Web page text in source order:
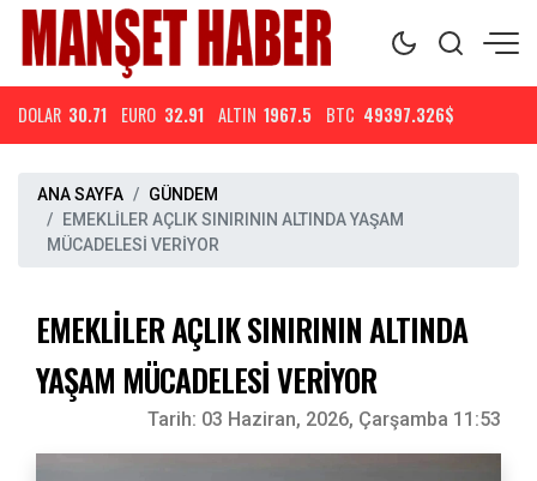
DOLAR 30.71 EURO 32.91 ALTIN 1967.5 BTC 49397.326$
ANA SAYFA
GÜNDEM
EMEKLİLER AÇLIK SINIRININ ALTINDA YAŞAM
MÜCADELESİ VERİYOR
EMEKLİLER AÇLIK SINIRININ ALTINDA
YAŞAM MÜCADELESİ VERİYOR
Tarih: 03 Haziran, 2026, Çarşamba 11:53